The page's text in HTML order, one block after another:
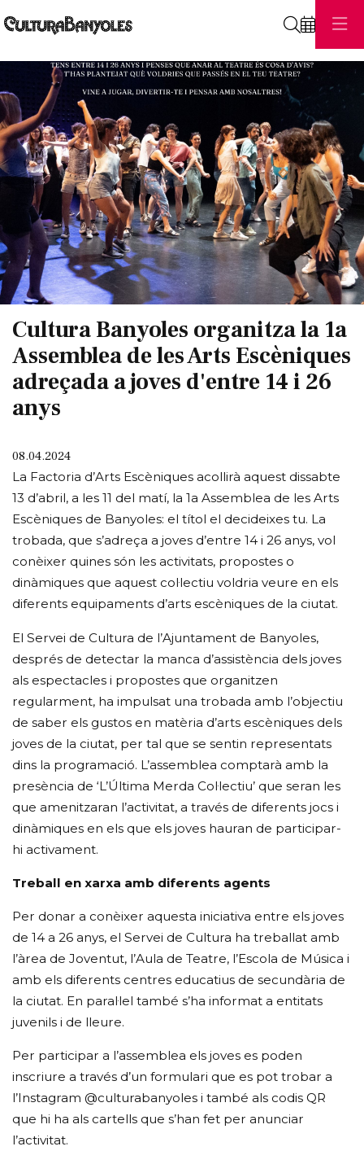
Cultura Banyoles organitza la 1a
Assemblea de les Arts Escèniques
adreçada a joves d'entre 14 i 26
anys
08.04.2024
La Factoria d’Arts Escèniques acollirà aquest dissabte
13 d’abril, a les 11 del matí, la 1a Assemblea de les Arts
Escèniques de Banyoles: el títol el decideixes tu. La
trobada, que s’adreça a joves d’entre 14 i 26 anys, vol
conèixer quines són les activitats, propostes o
dinàmiques que aquest col·lectiu voldria veure en els
diferents equipaments d’arts escèniques de la ciutat.
El Servei de Cultura de l’Ajuntament de Banyoles,
després de detectar la manca d’assistència dels joves
als espectacles i propostes que organitzen
regularment, ha impulsat una trobada amb l’objectiu
de saber els gustos en matèria d’arts escèniques dels
joves de la ciutat, per tal que se sentin representats
dins la programació. L’assemblea comptarà amb la
presència de ‘L’Última Merda Col·lectiu’ que seran les
que amenitzaran l’activitat, a través de diferents jocs i
dinàmiques en els que els joves hauran de participar-
hi activament.
Treball en xarxa amb diferents agents
Per donar a conèixer aquesta iniciativa entre els joves
de 14 a 26 anys, el Servei de Cultura ha treballat amb
l’àrea de Joventut, l’Aula de Teatre, l’Escola de Música i
amb els diferents centres educatius de secundària de
la ciutat. En paral·lel també s’ha informat a entitats
juvenils i de lleure.
Per participar a l’assemblea els joves es poden
inscriure a través d’un formulari que es pot trobar a
l’Instagram @culturabanyoles i també als codis QR
que hi ha als cartells que s’han fet per anunciar
l’activitat.